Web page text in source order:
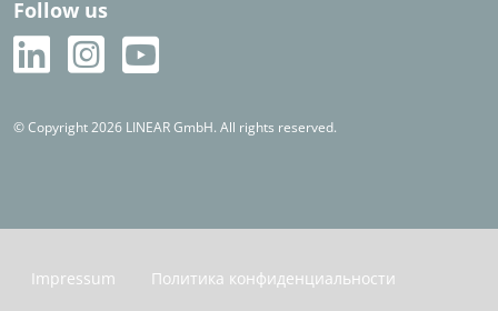
Follow us
© Copyright 2026 LINEAR GmbH. All rights reserved.
Impressum Политика конфиденциальности